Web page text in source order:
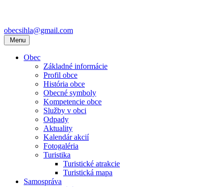
obecsihla@gmail.com
Menu
Obec
Základné informácie
Profil obce
História obce
Obecné symboly
Kompetencie obce
Služby v obci
Odpady
Aktuality
Kalendár akcií
Fotogaléria
Turistika
Turistické atrakcie
Turistická mapa
Samospráva